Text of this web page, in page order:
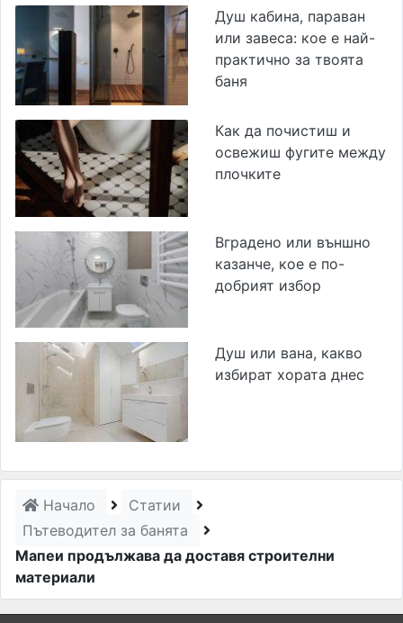
Душ кабина, параван
или завеса: кое е най-
практично за твоята
баня
Как да почистиш и
освежиш фугите между
плочките
Вградено или външно
казанче, кое е по-
добрият избор
Душ или вана, какво
избират хората днес
Начало
Статии
Пътеводител за банята
Мапеи продължава да доставя строителни
материали